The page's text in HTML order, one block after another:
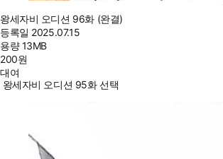
왕세자비 오디션 96화 (완결)
등록일 2025.07.15
용량13MB
200원
대여
왕세자비 오디션 95화 선택